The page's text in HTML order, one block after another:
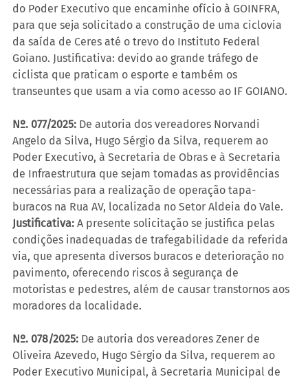
do Poder Executivo que encaminhe ofício à GOINFRA,
para que seja solicitado a construção de uma ciclovia
da saída de Ceres até o trevo do Instituto Federal
Goiano. Justificativa: devido ao grande tráfego de
ciclista que praticam o esporte e também os
transeuntes que usam a via como acesso ao IF GOIANO.
Nº. 077/2025: De autoria dos vereadores Norvandi
Angelo da Silva, Hugo Sérgio da Silva, requerem ao
Poder Executivo, à Secretaria de Obras e à Secretaria
de Infraestrutura que sejam tomadas as providências
necessárias para a realização de operação tapa-
buracos na Rua AV, localizada no Setor Aldeia do Vale.
Justificativa: A presente solicitação se justifica pelas
condições inadequadas de trafegabilidade da referida
via, que apresenta diversos buracos e deterioração no
pavimento, oferecendo riscos à segurança de
motoristas e pedestres, além de causar transtornos aos
moradores da localidade.
Nº. 078/2025: De autoria dos vereadores Zener de
Oliveira Azevedo, Hugo Sérgio da Silva, requerem ao
Poder Executivo Municipal, à Secretaria Municipal de